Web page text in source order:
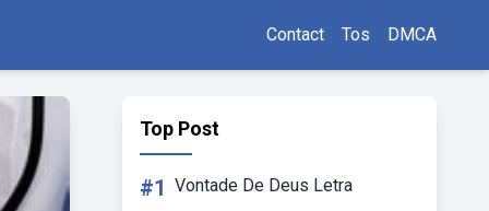
Contact Tos DMCA
Top Post
#1 Vontade De Deus Letra